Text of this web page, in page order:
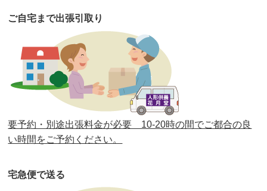
第39回人形供養祭令和2年10月22日(木)
第38回人形供養祭 令和2年8月26日(水)
第37回人形供養祭 令和2年6月8日(月)
第36回人形供養祭 令和2年4月16日(木)
第35回人形供養祭令和2年2月13日(木)
第33回人形供養祭
ご自宅まで出張引取り
要予約・別途出張料金が必要 10-20時の間でご都合の良
い時間をご予約ください。
宅急便で送る